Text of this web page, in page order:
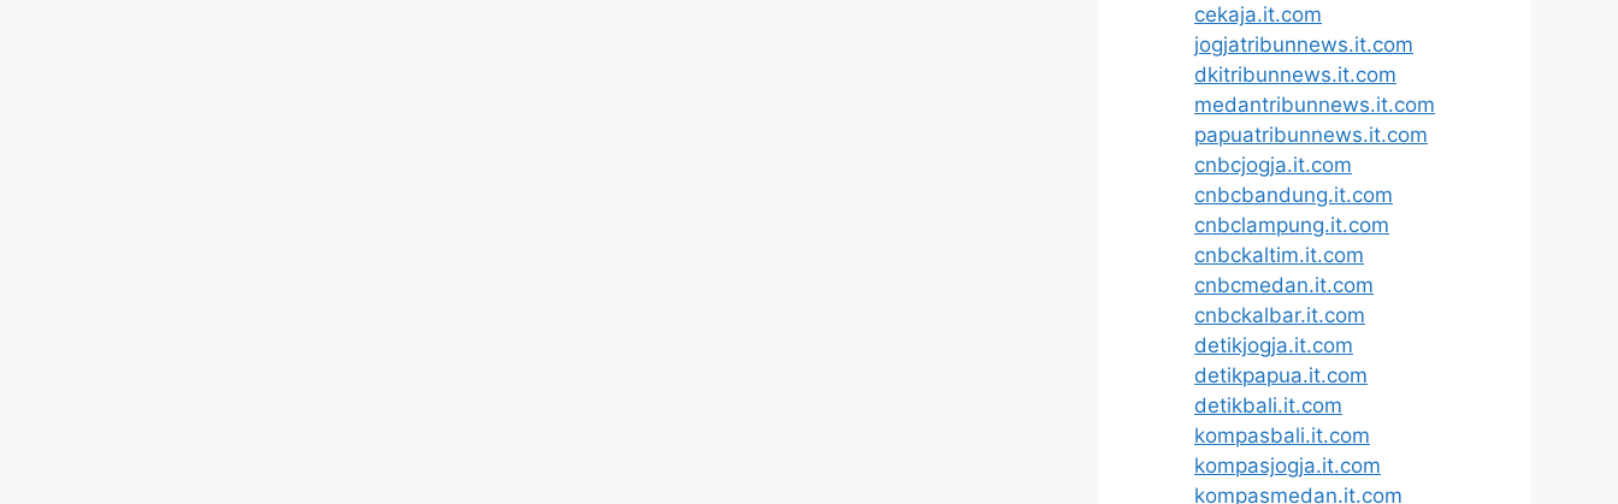
cekaja.it.com
jogjatribunnews.it.com
dkitribunnews.it.com
medantribunnews.it.com
papuatribunnews.it.com
cnbcjogja.it.com
cnbcbandung.it.com
cnbclampung.it.com
cnbckaltim.it.com
cnbcmedan.it.com
cnbckalbar.it.com
detikjogja.it.com
detikpapua.it.com
detikbali.it.com
kompasbali.it.com
kompasjogja.it.com
kompasmedan.it.com